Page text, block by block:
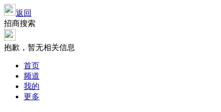
返回
招商搜索
抱歉，暂无相关信息
首页
频道
我的
更多